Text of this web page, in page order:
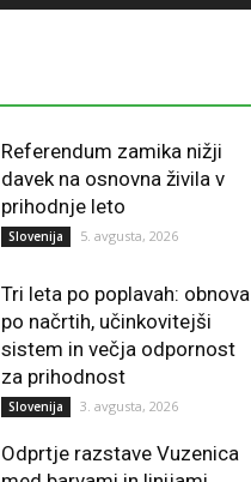
Referendum zamika nižji
davek na osnovna živila v
prihodnje leto
Slovenija 5. avgusta, 2026
Tri leta po poplavah: obnova
po načrtih, učinkovitejši
sistem in večja odpornost
za prihodnost
Slovenija 3. avgusta, 2026
Odprtje razstave Vuzenica